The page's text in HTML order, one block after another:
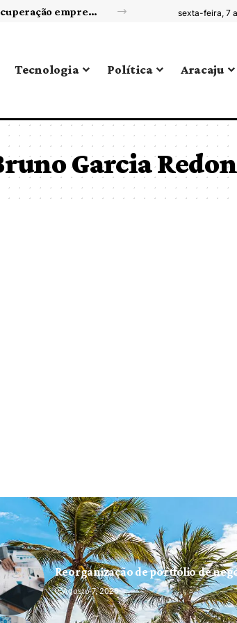
Reorganização de portfólio de negócios como parte da recuperação empresarial sexta-feira, 7
Tecnologia Política Aracaju
Garcia
Reorganização de portfólio de
Agosto 7, 2026